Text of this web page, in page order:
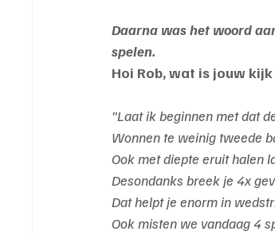
Daarna was het woord
spelen.
Hoi Rob, wat is jouw
"Laat ik beginnen met dat
Wonnen te weinig tweede
Ook met diepte eruit halen
Desondanks breek je 4x
Dat helpt je enorm in
Ook misten we vandaag 4